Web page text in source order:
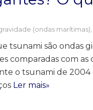
(ondas marítimas),
tsunami são ondas
comparadas com as
o tsunami de 2004
Ler mais»